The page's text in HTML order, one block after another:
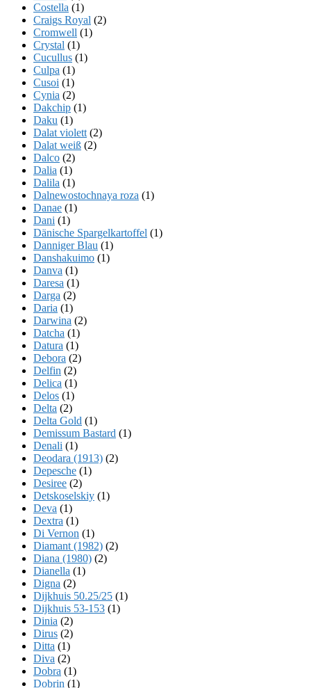
Costella (1)
Craigs Royal (2)
Cromwell (1)
Crystal (1)
Cucullus (1)
Culpa (1)
Cusoi (1)
Cynia (2)
Dakchip (1)
Daku (1)
Dalat violett (2)
Dalat weiß (2)
Dalco (2)
Dalia (1)
Dalila (1)
Dalnewostochnaya roza (1)
Danae (1)
Dani (1)
Dänische Spargelkartoffel (1)
Danniger Blau (1)
Danshakuimo (1)
Danva (1)
Daresa (1)
Darga (2)
Daria (1)
Darwina (2)
Datcha (1)
Datura (1)
Debora (2)
Delfin (2)
Delica (1)
Delos (1)
Delta (2)
Delta Gold (1)
Demissum Bastard (1)
Denali (1)
Deodara (1913) (2)
Depesche (1)
Desiree (2)
Detskoselskiy (1)
Deva (1)
Dextra (1)
Di Vernon (1)
Diamant (1982) (2)
Diana (1980) (2)
Dianella (1)
Digna (2)
Dijkhuis 50.25/25 (1)
Dijkhuis 53-153 (1)
Dinia (2)
Dirus (2)
Ditta (1)
Diva (2)
Dobra (1)
Dobrin (1)